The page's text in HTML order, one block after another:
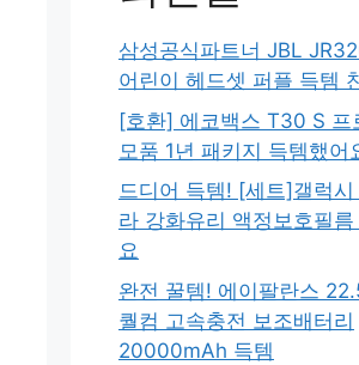
삼성공식파트너 JBL
어린이 헤드셋 퍼플 득템
[호환] 에코백스 T30 S 프
모품 1년 패키지 득템했어
드디어 득템! [세트]갤럭
라 강화유리 액정보호필름
요
완전 꿀템! 에이팔란스
퀄컴 고속충전 보조배터리
20000mAh 득템